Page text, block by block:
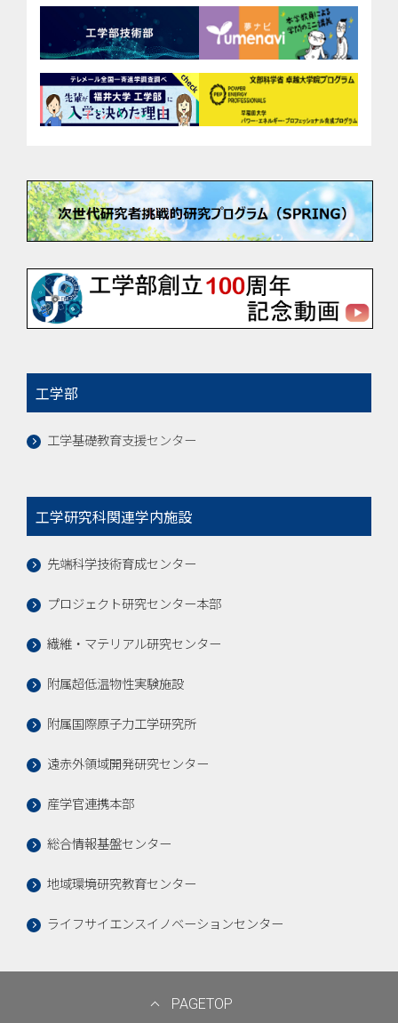
工学部
工学基礎教育支援センター
工学研究科関連学内施設
先端科学技術育成センター
プロジェクト研究センター本部
繊維・マテリアル研究センター
附属超低温物性実験施設
附属国際原子力工学研究所
遠赤外領域開発研究センター
産学官連携本部
総合情報基盤センター
地域環境研究教育センター
ライフサイエンスイノベーションセンター
PAGETOP